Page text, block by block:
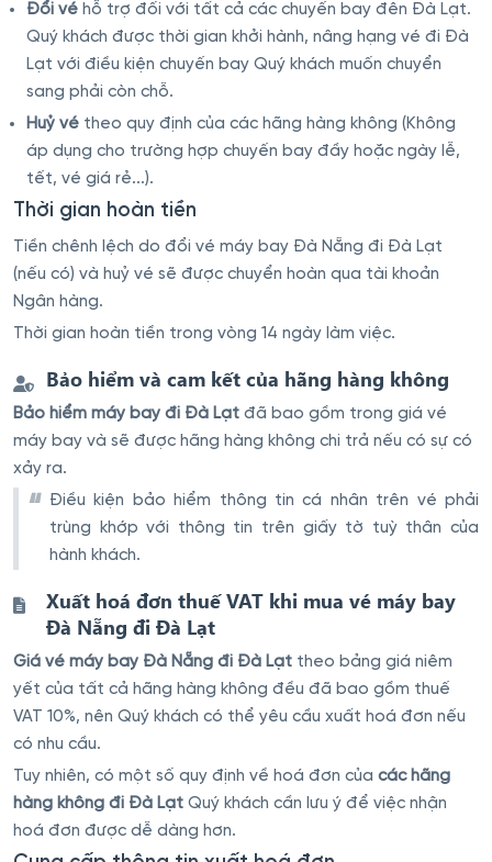
Đổi vé hỗ trợ đối với tất cả các chuyến bay đên Đà Lạt.
Quý khách được thời gian khởi hành, nâng hạng vé đi Đà
Lạt với điều kiện chuyến bay Quý khách muốn chuyển
sang phải còn chỗ.
Huỷ vé theo quy định của các hãng hàng không (Không
áp dụng cho trường hợp chuyến bay đầy hoặc ngày lễ,
tết, vé giá rẻ...).
Thời gian hoàn tiền
Tiền chênh lệch do đổi vé máy bay Đà Nẵng đi Đà Lạt
(nếu có) và huỷ vé sẽ được chuyển hoàn qua tài khoản
Ngân hàng.
Thời gian hoàn tiền trong vòng 14 ngày làm việc.
Bảo hiểm và cam kết của hãng hàng không
Bảo hiểm máy bay đi Đà Lạt đã bao gồm trong giá vé
máy bay và sẽ được hãng hàng không chi trả nếu có sự có
xảy ra.
Điều kiện bảo hiểm thông tin cá nhân trên vé phải
trùng khớp với thông tin trên giấy tờ tuỳ thân của
hành khách.
Xuất hoá đơn thuế VAT khi mua vé máy bay
Đà Nẵng đi Đà Lạt
Giá vé máy bay Đà Nẵng đi Đà Lạt theo bảng giá niêm
yết của tất cả hãng hàng không đều đã bao gồm thuế
VAT 10%, nên Quý khách có thể yêu cầu xuất hoá đơn nếu
có nhu cầu.
Tuy nhiên, có một số quy định về hoá đơn của các hãng
hàng không đi Đà Lạt Quý khách cần lưu ý để việc nhận
hoá đơn được dễ dàng hơn.